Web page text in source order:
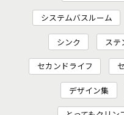
システムバスルーム
シンク ステ
セカンドライフ
デザイン集